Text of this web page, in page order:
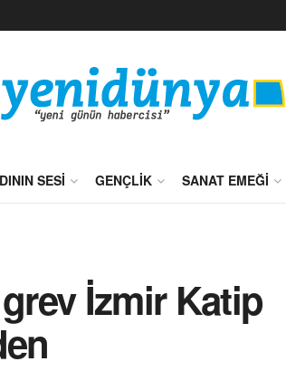
SESI GENÇLIK SANAT EMEĞI
İzmir Katip